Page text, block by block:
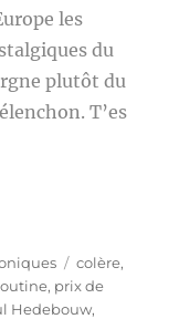
les
du
plutôt du
T’es
Étiquettes
colère,
, prix de
Hedebouw,